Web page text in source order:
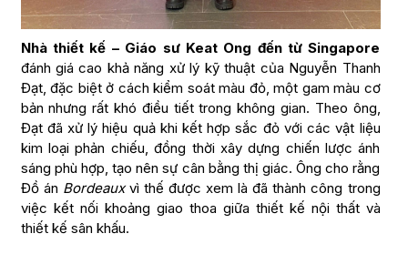
Nhà thiết kế – Giáo sư Keat Ong đến từ Singapore
đánh giá cao khả năng xử lý kỹ thuật của Nguyễn Thanh
Đạt, đặc biệt ở cách kiểm soát màu đỏ, một gam màu cơ
bản nhưng rất khó điều tiết trong không gian. Theo ông,
Đạt đã xử lý hiệu quả khi kết hợp sắc đỏ với các vật liệu
kim loại phản chiếu, đồng thời xây dựng chiến lược ánh
sáng phù hợp, tạo nên sự cân bằng thị giác. Ông cho rằng
Đồ án Bordeauxvì thế được xem là đã thành công trong
việc kết nối khoảng giao thoa giữa thiết kế nội thất và
thiết kế sân khấu.